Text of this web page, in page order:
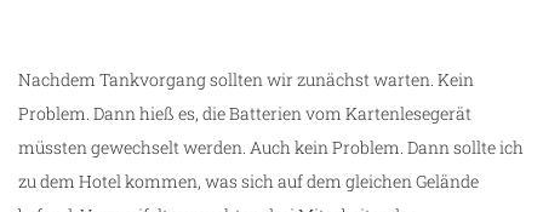
Nachdem Tankvorgang sollten wir zunächst warten. Kein
Problem. Dann hieß es, die Batterien vom Kartenlesegerät
müssten gewechselt werden. Auch kein Problem. Dann sollte ich
zu dem Hotel kommen, was sich auf dem gleichen Gelände